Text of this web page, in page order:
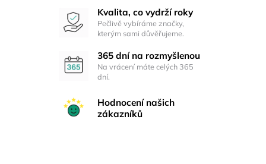
Kvalita, co vydrží roky
Pečlivě vybíráme značky,
kterým sami důvěřujeme.
365 dní na rozmyšlenou
Na vrácení máte celých 365
dní.
Hodnocení našich
zákazníků